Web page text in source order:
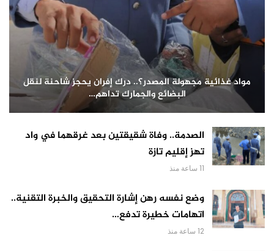
مواد غذائية مجهولة المصدر؟.. درك إفران يحجز شاحنة لنقل
البضائع والجمارك تداهم…
الصدمة.. وفاة شقيقتين بعد غرقهما في واد
تهز إقليم تازة
11 ساعة منذ
وضع نفسه رهن إشارة التحقيق والخبرة التقنية..
اتهامات خطيرة تدفع…
12 ساعة منذ